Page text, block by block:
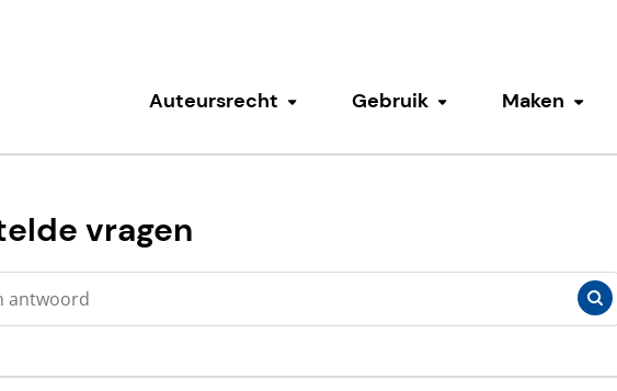
Auteursrecht Submenu tonen
Gebruik Submenu tonen
Maken
vragen